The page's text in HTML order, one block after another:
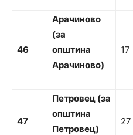
46
Арачиново
(за
општина
Арачиново)
17
47
Петровец (за
општина
Петровец)
27